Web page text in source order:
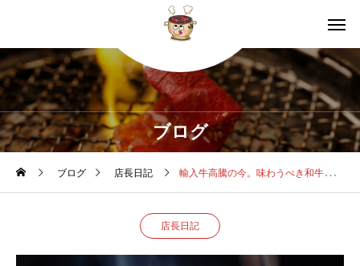
ブログ
ブログ 店長日記 輸入牛高騰の今。味わうべき和牛タンと生ハラミ
店長日記